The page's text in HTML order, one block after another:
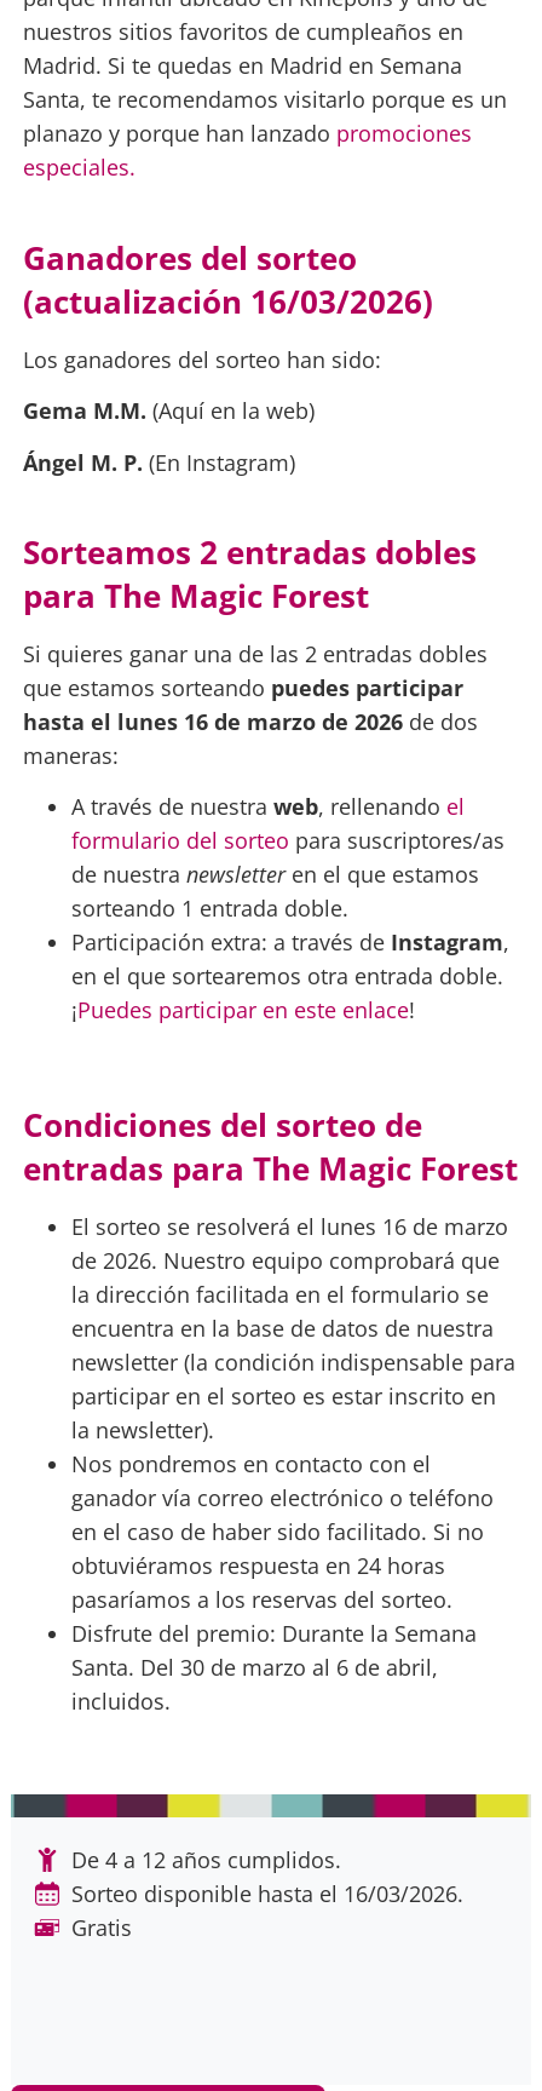
nuestros sitios favoritos de cumpleaños en
Madrid. Si te quedas en Madrid en Semana
Santa, te recomendamos visitarlo porque es un
planazo y porque han lanzado promociones
especiales.
Ganadores del sorteo
(actualización 16/03/2026)
Los ganadores del sorteo han sido:
Gema M.M. (Aquí en la web)
Ángel M. P. (En Instagram)
Sorteamos 2 entradas dobles
para The Magic Forest
Si quieres ganar una de las 2 entradas dobles
que estamos sorteando puedes participar
hasta el lunes 16 de marzo de 2026de dos
maneras:
A través de nuestra web, rellenando el
formulario del sorteo para suscriptores/as
de nuestra newsletteren el que estamos
sorteando 1 entrada doble.
Participación extra: a través de Instagram,
en el que sortearemos otra entrada doble.
¡Puedes participar en este enlace!
Condiciones del sorteo de
entradas para The Magic Forest
El sorteo se resolverá el lunes 16 de marzo
de 2026. Nuestro equipo comprobará que
la dirección facilitada en el formulario se
encuentra en la base de datos de nuestra
newsletter (la condición indispensable para
participar en el sorteo es estar inscrito en
la newsletter).
Nos pondremos en contacto con el
ganador vía correo electrónico o teléfono
en el caso de haber sido facilitado. Si no
obtuviéramos respuesta en 24 horas
pasaríamos a los reservas del sorteo.
Disfrute del premio: Durante la Semana
Santa. Del 30 de marzo al 6 de abril,
incluidos.
De 4 a 12 años cumplidos.
Sorteo disponible hasta el 16/03/2026.
Gratis